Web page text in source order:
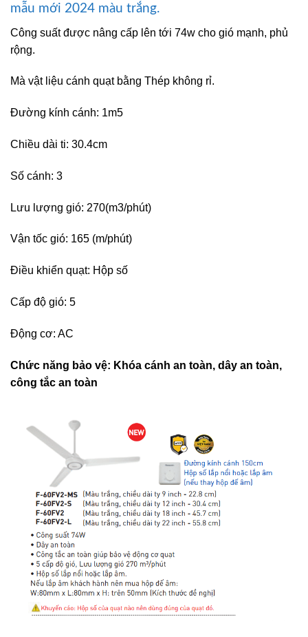
mẫu mới 2024 màu trắng.
Công suất được nâng cấp lên tới 74w cho gió mạnh, phủ
rộng.
Mà vật liệu cánh quạt bằng Thép không rỉ.
Đường kính cánh: 1m5
Chiều dài ti: 30.4cm
Số cánh: 3
Lưu lượng gió: 270(m3/phút)
Vận tốc gió: 165 (m/phút)
Điều khiển quạt: Hộp số
Cấp độ gió: 5
Động cơ: AC
Chức năng bảo vệ: Khóa cánh an toàn, dây an toàn,
công tắc an toàn